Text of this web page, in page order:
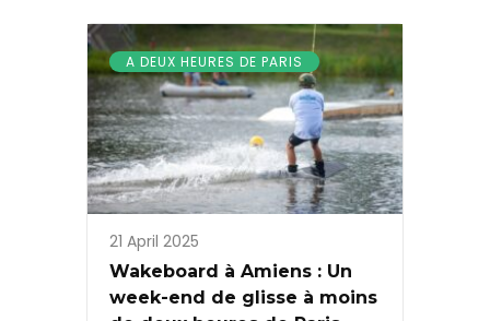
A DEUX HEURES DE PARIS
21 April 2025
Wakeboard à Amiens : Un
week-end de glisse à moins